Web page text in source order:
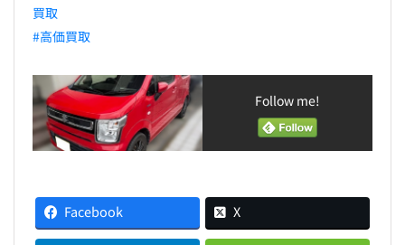
買取
#高価買取
Follow me!
Facebook X